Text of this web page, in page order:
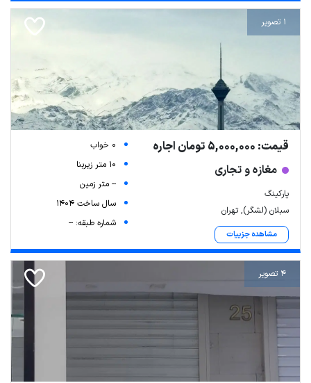
1 تصویر
قیمت: 5,000,000 تومان اجاره
مغازه و تجاری
پارکینگ
سبلان (لشگر), تهران
مشاهده جزییات
0 خواب
10 متر زیربنا
-- متر زمین
سال ساخت 1404
شماره طبقه: --
4 تصویر